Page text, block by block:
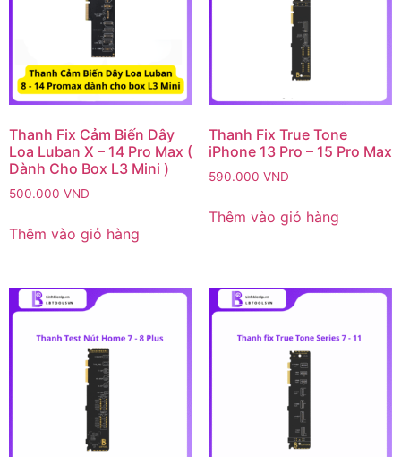
Thanh Fix Cảm Biến Dây
Loa Luban X – 14 Pro Max (
Dành Cho Box L3 Mini )
500.000 VND
Thêm vào giỏ hàng
Thanh Fix True Tone
iPhone 13 Pro – 15 Pro Max
590.000 VND
Thêm vào giỏ hàng